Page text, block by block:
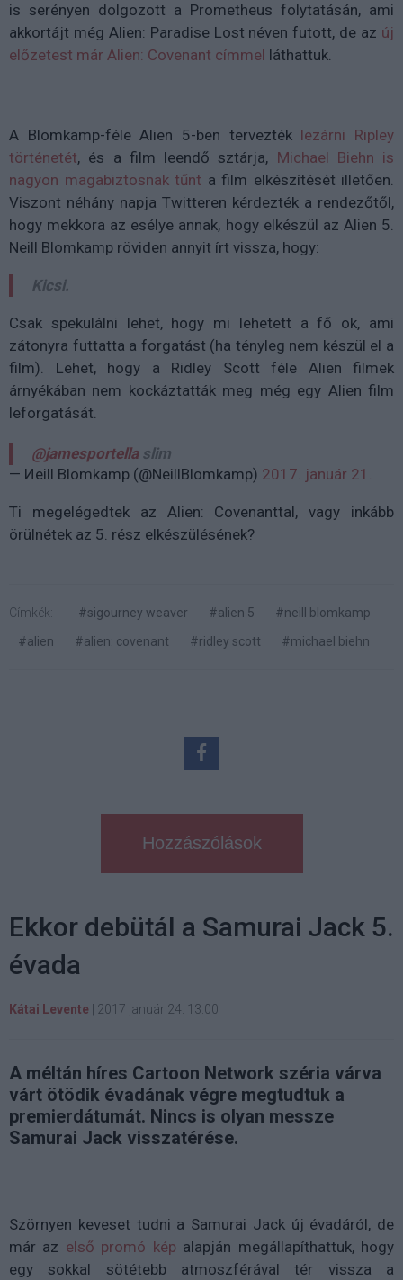
is serényen dolgozott a Prometheus folytatásán, ami
akkortájt még Alien: Paradise Lost néven futott, de az új
előzetest már Alien: Covenant címmel láthattuk.
A Blomkamp-féle Alien 5-ben tervezték lezárni Ripley
történetét, és a film leendő sztárja, Michael Biehn is
nagyon magabiztosnak tűnt a film elkészítését illetően.
Viszont néhány napja Twitteren kérdezték a rendezőtől,
hogy mekkora az esélye annak, hogy elkészül az Alien 5.
Neill Blomkamp röviden annyit írt vissza, hogy:
Kicsi.
Csak spekulálni lehet, hogy mi lehetett a fő ok, ami
zátonyra futtatta a forgatást (ha tényleg nem készül el a
film). Lehet, hogy a Ridley Scott féle Alien filmek
árnyékában nem kockáztatták meg még egy Alien film
leforgatását.
@jamesportellaslim
— Иeill Blomkamp (@NeillBlomkamp) 2017. január 21.
Ti megelégedtek az Alien: Covenanttal, vagy inkább
örülnétek az 5. rész elkészülésének?
Címkék: #sigourney weaver #alien 5
#neill blomkamp
#alien
#alien: covenant #ridley scott #michael biehn
Hozzászólások
Ekkor debütál a Samurai Jack 5.
évada
Kátai Levente 2017 január 24. 13:00
A méltán híres Cartoon Network széria várva
várt ötödik évadának végre megtudtuk a
premierdátumát. Nincs is olyan messze
Samurai Jack visszatérése.
Szörnyen keveset tudni a Samurai Jack új évadáról, de
már az első promó képalapján megállapíthattuk, hogy
egy sokkal sötétebb atmoszférával tér vissza a